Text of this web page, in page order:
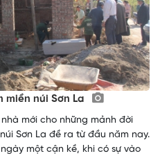
miền núi Sơn La
nhà mới cho những mảnh đời
Sơn La đề ra từ đầu năm nay.
một cận kề, khi có sự vào